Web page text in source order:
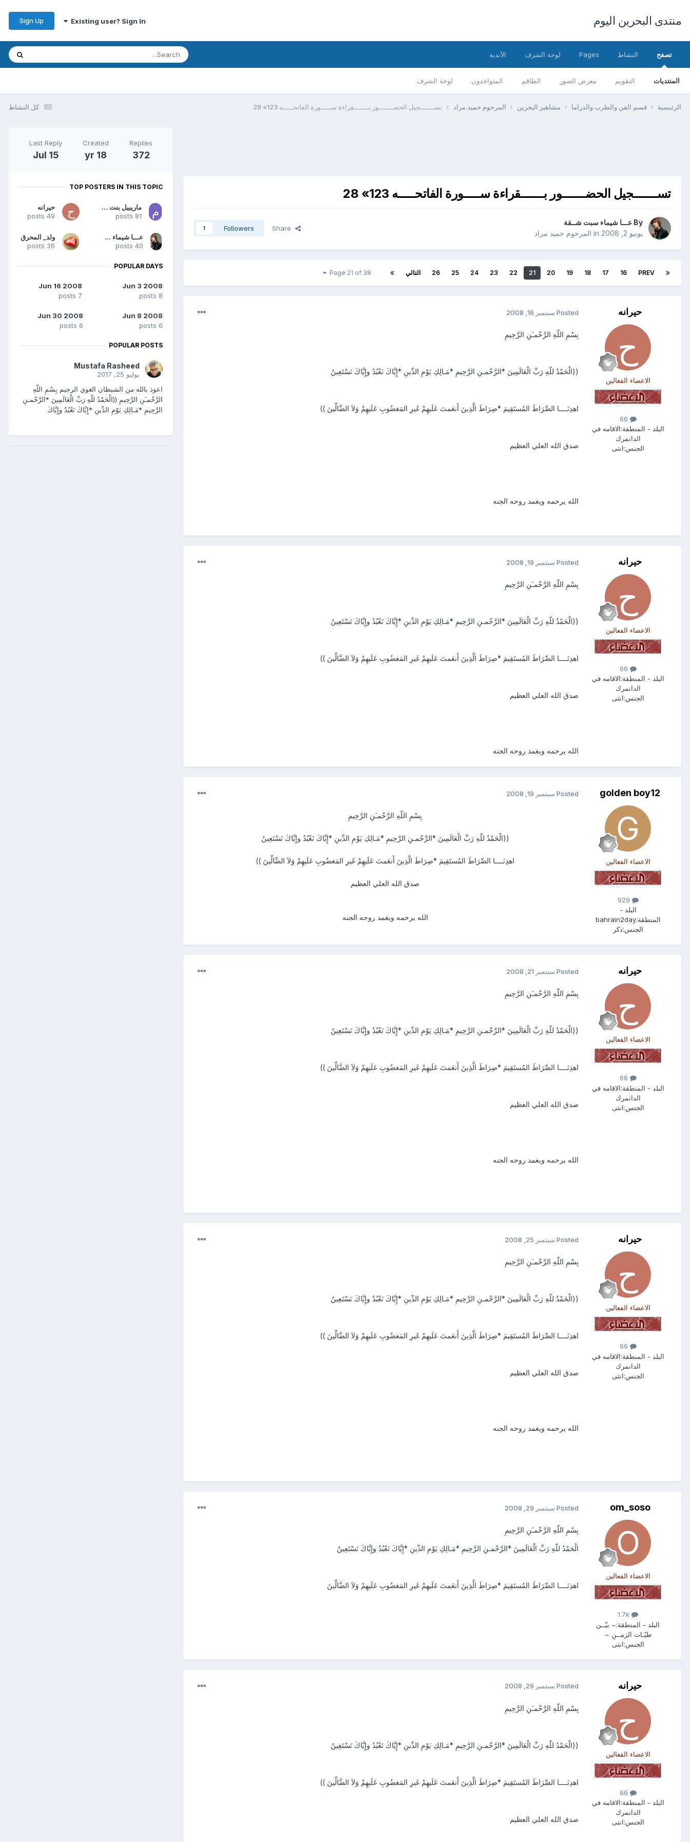
منتدى البحرين اليوم Existing user? Sign In
Sign Up
تصفح
المنتديات التقويم معرض الصور الطاقم المتواجدون لوحة الشرف
النشاط Pages لوحة الشرف الأندية
كل النشاط الرئيسية قسم الفن والطرب والدراما مشاهير البحرين المرحوم حميد مراد تســـــــجيل الحضـــــــور بـــــــقراءة ســـــورة الفاتحـــــه 123» 28
تســـــــجيل الحضـــــــور بـــــــقراءة ســـــورة الفاتحـــــه 123» 28
By عـــا شيماء سبت شــقة
يونيو 2, 2008
المرحوم حميد مراد
Followers
1
PREV
16
17
18
19
20
21
22
23
24
25
26 التالي Page 21 of 38
حيرانه
الاعضاء الفعالين
البلد - المنطقة:الاقامه في
الدانمرك
الجنس:انثى
Posted سبتمبر 16, 2008
بِسْمِ اللّهِ الرَّحْمـَنِ الرَّحِيمِ
((الْحَمْدُ للّهِ رَبِّ الْعَالَمِينَ *الرَّحْمـنِ الرَّحِيمِ *مَـالِكِ يَوْمِ الدِّينِ *إِيَّاكَ نَعْبُدُ وإِيَّاكَ نَسْتَعِينُ
اهدِنَــــا الصِّرَاطَ المُستَقِيمَ *صِرَاطَ الَّذِينَ أَنعَمتَ عَلَيهِمْ غَيرِ المَغضُوبِ عَلَيهِمْ وَلاَ الضَّالِّينَ ))
صدق الله العلي العظيم
الله يرحمه ويغمد روحه الجنه
حيرانه
الاعضاء الفعالين
البلد - المنطقة:الاقامه في
الدانمرك
الجنس:انثى
Posted سبتمبر 19, 2008
بِسْمِ اللّهِ الرَّحْمـَنِ الرَّحِيمِ
((الْحَمْدُ للّهِ رَبِّ الْعَالَمِينَ *الرَّحْمـنِ الرَّحِيمِ *مَـالِكِ يَوْمِ الدِّينِ *إِيَّاكَ نَعْبُدُ وإِيَّاكَ نَسْتَعِينُ
اهدِنَــــا الصِّرَاطَ المُستَقِيمَ *صِرَاطَ الَّذِينَ أَنعَمتَ عَلَيهِمْ غَيرِ المَغضُوبِ عَلَيهِمْ وَلاَ الضَّالِّينَ ))
صدق الله العلي العظيم
الله يرحمه ويغمد روحه الجنه
golden boy12
الاعضاء الفعالين
البلد -
المنطقة:bahrain2day
الجنس:ذكر
Posted سبتمبر 19, 2008
بِسْمِ اللّهِ الرَّحْمـَنِ الرَّحِيمِ
((الْحَمْدُ للّهِ رَبِّ الْعَالَمِينَ *الرَّحْمـنِ الرَّحِيمِ *مَـالِكِ يَوْمِ الدِّينِ *إِيَّاكَ نَعْبُدُ وإِيَّاكَ نَسْتَعِينُ
اهدِنَــــا الصِّرَاطَ المُستَقِيمَ *صِرَاطَ الَّذِينَ أَنعَمتَ عَلَيهِمْ غَيرِ المَغضُوبِ عَلَيهِمْ وَلاَ الضَّالِّينَ ))
صدق الله العلي العظيم
الله يرحمه ويغمد روحه الجنه
حيرانه
الاعضاء الفعالين
البلد - المنطقة:الاقامه في
الدانمرك
الجنس:انثى
Posted سبتمبر 21, 2008
بِسْمِ اللّهِ الرَّحْمـَنِ الرَّحِيمِ
((الْحَمْدُ للّهِ رَبِّ الْعَالَمِينَ *الرَّحْمـنِ الرَّحِيمِ *مَـالِكِ يَوْمِ الدِّينِ *إِيَّاكَ نَعْبُدُ وإِيَّاكَ نَسْتَعِينُ
اهدِنَــــا الصِّرَاطَ المُستَقِيمَ *صِرَاطَ الَّذِينَ أَنعَمتَ عَلَيهِمْ غَيرِ المَغضُوبِ عَلَيهِمْ وَلاَ الضَّالِّينَ ))
صدق الله العلي العظيم
الله يرحمه ويغمد روحه الجنه
حيرانه
الاعضاء الفعالين
البلد - المنطقة:الاقامه في
الدانمرك
الجنس:انثى
Posted سبتمبر 25, 2008
بِسْمِ اللّهِ الرَّحْمـَنِ الرَّحِيمِ
((الْحَمْدُ للّهِ رَبِّ الْعَالَمِينَ *الرَّحْمـنِ الرَّحِيمِ *مَـالِكِ يَوْمِ الدِّينِ *إِيَّاكَ نَعْبُدُ وإِيَّاكَ نَسْتَعِينُ
اهدِنَــــا الصِّرَاطَ المُستَقِيمَ *صِرَاطَ الَّذِينَ أَنعَمتَ عَلَيهِمْ غَيرِ المَغضُوبِ عَلَيهِمْ وَلاَ الضَّالِّينَ ))
صدق الله العلي العظيم
الله يرحمه ويغمد روحه الجنه
om_soso
الاعضاء الفعالين
البلد - المنطقة:~ بيّــن
طيّـات الزمــنِ ~
الجنس:انثى
Posted سبتمبر 29, 2008
بِسْمِ اللّهِ الرَّحْمـَنِ الرَّحِيمِ
الْحَمْدُ للّهِ رَبِّ الْعَالَمِينَ *الرَّحْمـنِ الرَّحِيمِ *مَـالِكِ يَوْمِ الدِّينِ *إِيَّاكَ نَعْبُدُ وإِيَّاكَ نَسْتَعِينُ
اهدِنَــــا الصِّرَاطَ المُستَقِيمَ *صِرَاطَ الَّذِينَ أَنعَمتَ عَلَيهِمْ غَيرِ المَغضُوبِ عَلَيهِمْ وَلاَ الضَّالِّينَ
حيرانه
الاعضاء الفعالين
البلد - المنطقة:الاقامه في
الدانمرك
الجنس:انثى
Posted سبتمبر 29, 2008
بِسْمِ اللّهِ الرَّحْمـَنِ الرَّحِيمِ
((الْحَمْدُ للّهِ رَبِّ الْعَالَمِينَ *الرَّحْمـنِ الرَّحِيمِ *مَـالِكِ يَوْمِ الدِّينِ *إِيَّاكَ نَعْبُدُ وإِيَّاكَ نَسْتَعِينُ
اهدِنَــــا الصِّرَاطَ المُستَقِيمَ *صِرَاطَ الَّذِينَ أَنعَمتَ عَلَيهِمْ غَيرِ المَغضُوبِ عَلَيهِمْ وَلاَ الضَّالِّينَ ))
صدق الله العلي العظيم
Replies
372
Created
18 yr
Last Reply
Jul 15
TOP POSTERS IN THIS TOPIC
ماريبيل بنت القطيف
81 posts
حيرانه
49 posts
عـــا شيماء سبت شــقة
40 posts
ولد_ المحرق
36 posts
POPULAR DAYS
Jun 3 2008
8 posts
Jun 16 2008
7 posts
Jun 8 2008
6 posts
Jun 30 2008
6 posts
POPULAR POSTS
Mustafa Rasheed
يوليو 25, 2017
اعوذ بالله من الشيطان الغوي الرجيم بِسْمِ اللّهِ
الرَّحْمـَنِ الرَّحِيمِ ((الْحَمْدُ للّهِ رَبِّ الْعَالَمِينَ *الرَّحْمـنِ
الرَّحِيمِ *مَـالِكِ يَوْمِ الدِّينِ *إِيَّاكَ نَعْبُدُ وإِيَّاكَ